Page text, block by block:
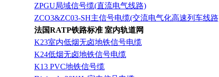
ZPGU局域信号缆(直流电气线路)
ZCO3&ZC03-SH主信号电缆(交流电气化高速列车线
法国RATP铁路标准 室内轨道网
K23室内低烟无卤地铁信号电缆
K24低烟无卤地铁信号电缆
K13 PVC地铁信号缆